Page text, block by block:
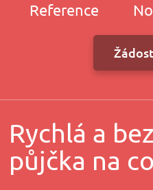
Reference
Rychlá a
půjčka na